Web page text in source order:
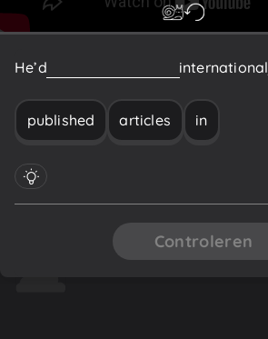
He’d international
published articles in
Controleren